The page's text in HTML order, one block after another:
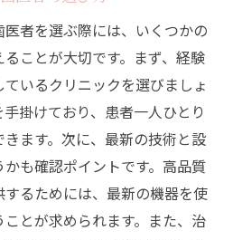
判の高いセラミック治療ク
て通える歯医者の特徴
頼できる歯医者の選び方ガ
ミック治療歯医者の見極め
ミで選ぶ歯医者ガイド
者を選ぶ際には、いくつかの
ことが大切です。まず、経験
いるクリニックを選びましょ
掛けており、患者一人ひとり
ます。次に、最新の技術と設
も確認ポイントです。高品質
るためには、最新の機器を使
とが求められます。また、治